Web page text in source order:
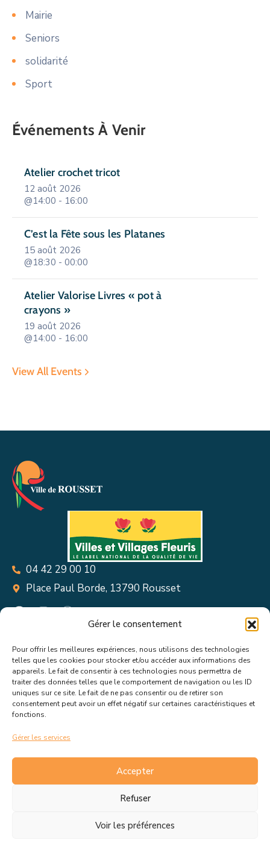
Gérer le consentement
Pour offrir les meilleures expériences, nous utilisons des technologies
telles que les cookies pour stocker et/ou accéder aux informations des
appareils. Le fait de consentir à ces technologies nous permettra de
traiter des données telles que le comportement de navigation ou les ID
uniques sur ce site. Le fait de ne pas consentir ou de retirer son
consentement peut avoir un effet négatif sur certaines caractéristiques et
fonctions.
Gérer les services
Accepter
Refuser
Voir les préférences
Mairie
Seniors
solidarité
Sport
Événements À Venir
Atelier crochet tricot
12 août 2026
@14:00 - 16:00
C’est la Fête sous les Platanes
15 août 2026
@18:30 - 00:00
Atelier Valorise Livres « pot à
crayons »
19 août 2026
@14:00 - 16:00
View All Events
04 42 29 00 10
Place Paul Borde, 13790 Rousset
Suivez toutes les informations &
actualités de votre ville !
mairie de Rousset. En savoir plus sur la gestion de mes